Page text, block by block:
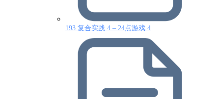
193 复合实践 4 – 24点游戏 4